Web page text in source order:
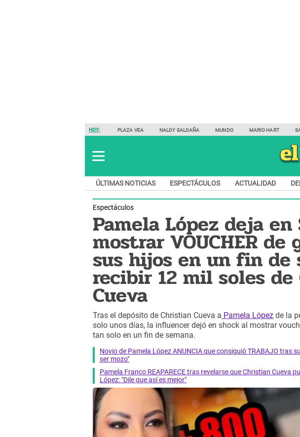
HOY: PLAZA VEA NALDY SALDAÑA MUNDO MARIO HART
ÚLTIMAS NOTICIAS ESPECTÁCULOS ACTUALIDAD
Espectáculos
Pamela López deja en
mostrar VOUCHER de
sus hijos en un fin de
recibir 12 mil soles
Cueva
Tras el depósito de Christian Cueva a Pamela López de la
solo unos días, la influencer dejó en shock al mostrar
tan solo en un fin de semana.
Novio de Pamela López ANUNCIA que consiguió TRABAJO tras
ser mozo"
Pamela Franco REAPARECE tras revelarse que Christian Cueva
López: "Dile que así es mejor"